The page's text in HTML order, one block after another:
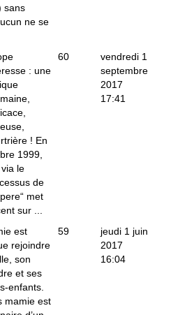
sans
ne se
: une
! En
1999,
via le
de
met
sur ...
60
vendredi 1
septembre
2017
17:41
est
rejoindre
son
et ses
enfants.
mamie est
59
jeudi 1 juin
2017
16:04